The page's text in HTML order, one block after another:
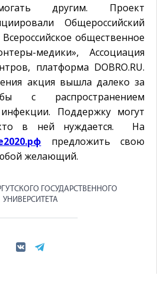
другим. Проект
Общероссийский
общественное
медики», Ассоциация
платформа DOBRO.RU.
акция вышла далеко за
с распространением
Поддержку могут
в ней нуждается. На
предложить свою
желающий.
ГОСУДАРСТВЕННОГО
УНИВЕРСИТЕТА